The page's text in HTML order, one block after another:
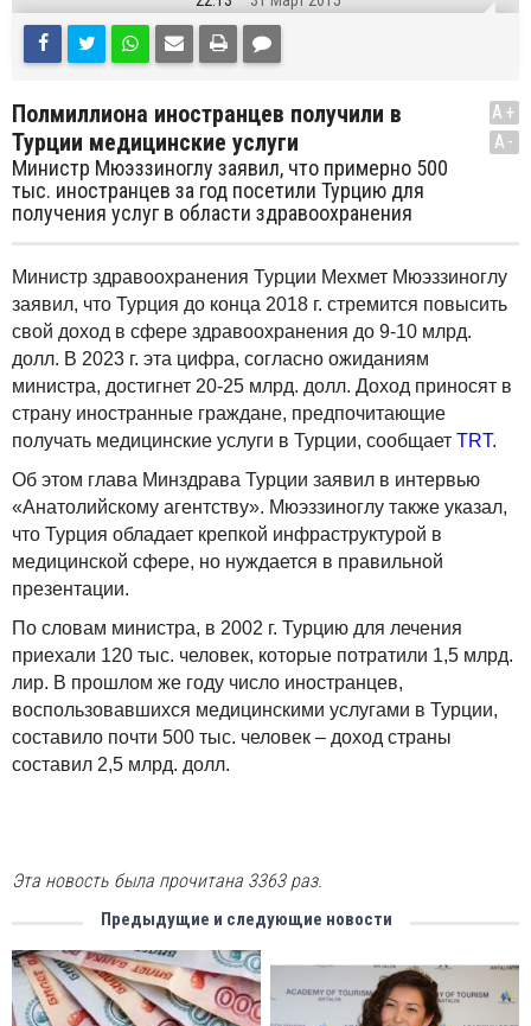
Полмиллиона иностранцев получили в
Турции медицинские услуги
Министр Мюэззиноглу заявил, что примерно 500
тыс. иностранцев за год посетили Турцию для
получения услуг в области здравоохранения
A+
A-
Министр здравоохранения Турции Мехмет Мюэззиноглу
заявил, что Турция до конца 2018 г. стремится повысить
свой доход в сфере здравоохранения до 9-10 млрд.
долл. В 2023 г. эта цифра, согласно ожиданиям
министра, достигнет 20-25 млрд. долл. Доход приносят в
страну иностранные граждане, предпочитающие
получать медицинские услуги в Турции, сообщает TRT.
Об этом глава Минздрава Турции заявил в интервью
«Анатолийскому агентству». Мюэззиноглу также указал,
что Турция обладает крепкой инфраструктурой в
медицинской сфере, но нуждается в правильной
презентации.
По словам министра, в 2002 г. Турцию для лечения
приехали 120 тыс. человек, которые потратили 1,5 млрд.
лир. В прошлом же году число иностранцев,
воспользовавшихся медицинскими услугами в Турции,
составило почти 500 тыс. человек – доход страны
составил 2,5 млрд. долл.
Эта новость была прочитана 3363 раз.
Предыдущие и следующие новости